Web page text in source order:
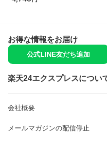
お得な情報をお届け
公式LINE友だち追加
楽天24エクスプレスについ
会社概要
メールマガジンの配信停止